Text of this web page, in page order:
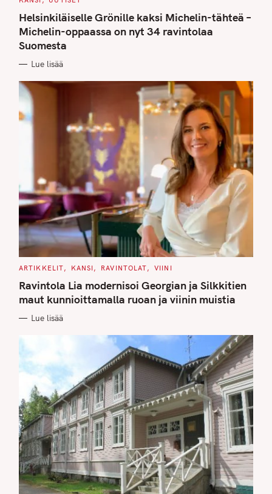
T
E
G
O
R
I
S
Helsinkiläiselle Grönille kaksi Michelin-tähteä –
Michelin-oppaassa on nyt 34 ravintolaa
Suomesta
Lue lisää
C
T
E
G
O
I
ARTIKKELIT KANSI RAVINTOLAT VIINI
Ravintola Lia modernisoi Georgian ja Silkkitien
maut kunnioittamalla ruoan ja viinin muistia
Lue lisää